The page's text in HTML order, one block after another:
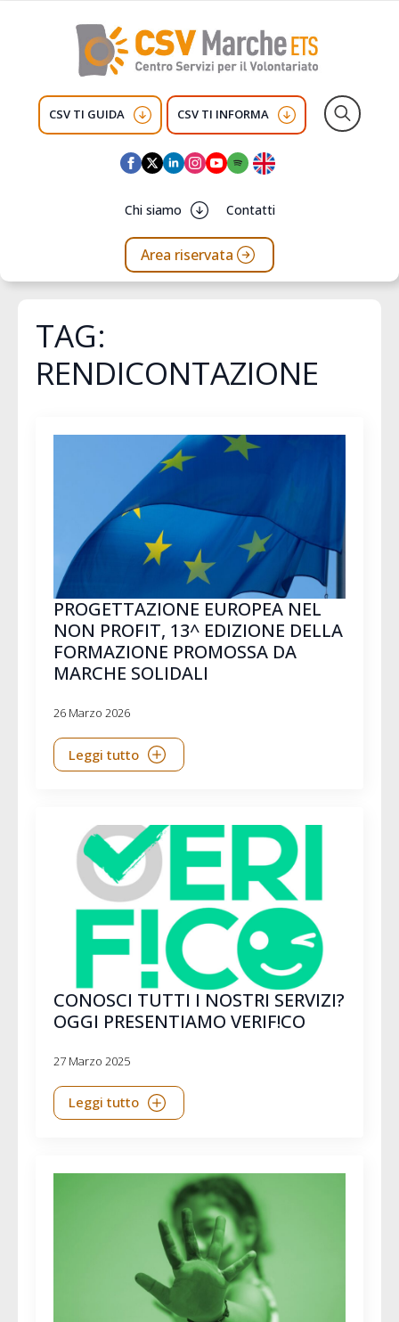
CSV TI GUIDA CSV TI INFORMA
Chi siamo Contatti
Area riservata
TAG:
RENDICONTAZIONE
PROGETTAZIONE EUROPEA NEL
NON PROFIT, 13^ EDIZIONE DELLA
FORMAZIONE PROMOSSA DA
MARCHE SOLIDALI
26 Marzo 2026
Leggi tutto
CONOSCI TUTTI I NOSTRI SERVIZI?
OGGI PRESENTIAMO VERIF!CO
27 Marzo 2025
Leggi tutto